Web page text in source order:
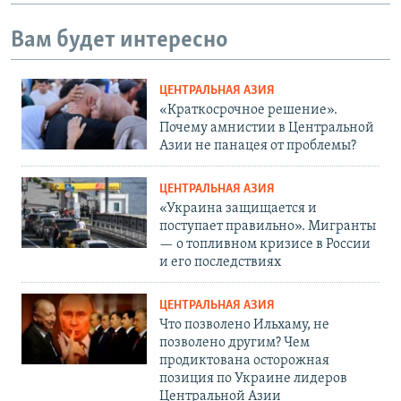
Вам будет интересно
ЦЕНТРАЛЬНАЯ АЗИЯ
«Краткосрочное решение».
Почему амнистии в Центральной
Азии не панацея от проблемы?
ЦЕНТРАЛЬНАЯ АЗИЯ
«Украина защищается и
поступает правильно». Мигранты
— о топливном кризисе в России
и его последствиях
ЦЕНТРАЛЬНАЯ АЗИЯ
Что позволено Ильхаму, не
позволено другим? Чем
продиктована осторожная
позиция по Украине лидеров
Центральной Азии